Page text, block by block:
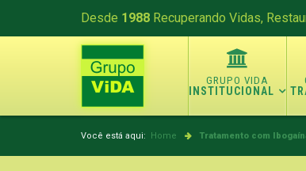
Desde 1988 Recuperando Vidas,
INSTITUCIONAL
Você está aqui: Home Tratamento com